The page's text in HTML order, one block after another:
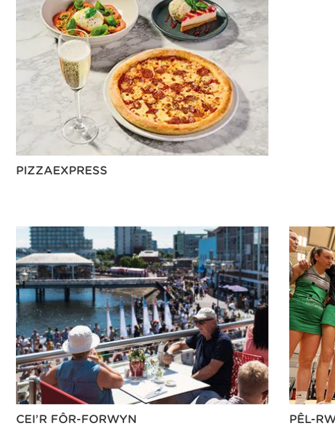
PIZZAEXPRESS
CEI’R FÔR-FORWYN PÊL-